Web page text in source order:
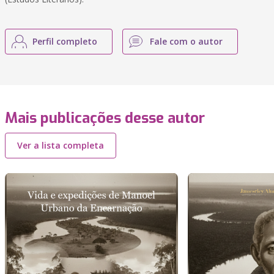
Perfil completo Fale com o autor
Mais publicações desse autor
Ver a lista completa